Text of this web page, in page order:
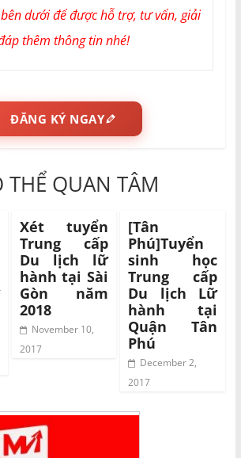
dưới để được hỗ trợ, tư vấn, giải
thêm thông tin nhé!
ĐĂNG KÝ NGAY
THỂ QUAN TÂM
Xét tuyển
Trung cấp
Du lịch lữ
hành tại Sài
Gòn năm
2018
November 10,
2017
[Tân
Phú]Tuyển
sinh học
Trung cấp
Du lịch Lữ
hành tại
Quận Tân
Phú
December 2,
2017